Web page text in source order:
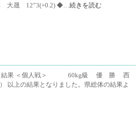
大晟 12”3(+0.2) ◆…続きを読む
館 結果 ＜個人戦＞ 60kg級 優 勝 西
結果となりました。県総体の結果よ